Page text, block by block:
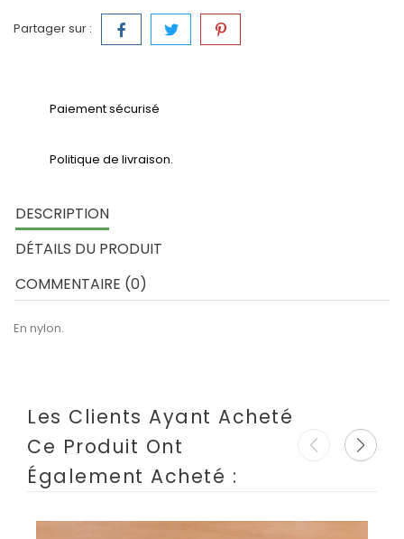
Partager sur :
Paiement sécurisé
Politique de livraison.
DESCRIPTION
DÉTAILS DU PRODUIT
COMMENTAIRE (0)
En nylon.
Les Clients Ayant Acheté
Ce Produit Ont
Également Acheté :